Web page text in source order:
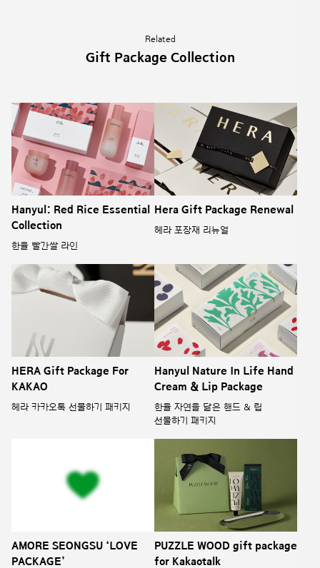
Related
Gift Package Collection
Hanyul: Red Rice Essential
Collection
한율 빨간쌀 라인
Hera Gift Package Renewal
헤라 포장재 리뉴얼
HERA Gift Package For
KAKAO
헤라 카카오톡 선물하기 패키지
Hanyul Nature In Life Hand
Cream & Lip Package
한율 자연을 닮은 핸드 & 립
선물하기 패키지
AMORE SEONGSU ‘LOVE
PACKAGE’
PUZZLE WOOD gift package
for Kakaotalk